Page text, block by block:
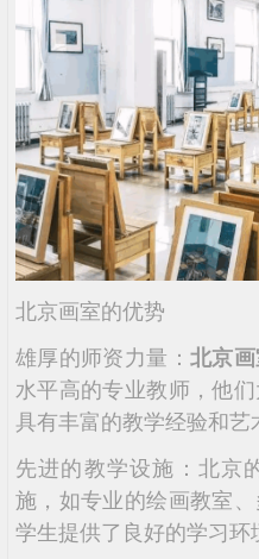
北京画室的优势
雄厚的师资力量： 北京
水平高的专业教师，他
具有丰富的教学经验和艺
先进的教学设施：北京
施，如专业的绘画教室
学生提供了良好的学习环